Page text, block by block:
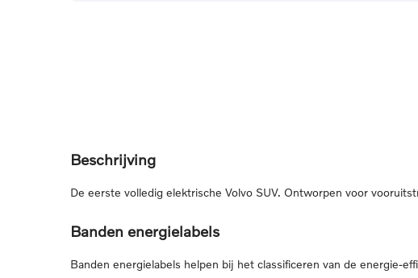
Beschrijving
De eerste volledig elektrische Volvo SUV. Ontworpen voor
Banden energielabels
Banden energielabels helpen bij het classificeren van de energie-